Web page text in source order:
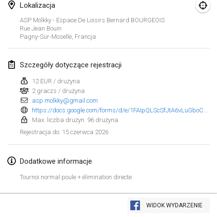
Lista widoku
Lokalizacja
ASP Mölkky - Espace De Loisirs Bernard BOURGEOIS
Rue Jean Bouin
Pagny-Sur-Moselle, Francja
Szczegóły dotyczące rejestracji
12 EUR / drużyna
2 graczs / drużyna
asp.molkky@gmail.com
Max. liczba drużyn: 96 drużyna
Rejestracja do: 15 czerwca 2026
Dodatkowe informacje
Tournoi normal poule + élimination directe
WIDOK WYDARZENIE
1 lut 2026|
Indoor Polish Open 2026 - Doubles
7 lut 2026
Lazala Indoor Cup ZMGZEG
7 lut 2026 |Węgry
Indoor Polish Open 2026 - Singles
8 lut 2026 |Polska
14 lut 2026|Włochy